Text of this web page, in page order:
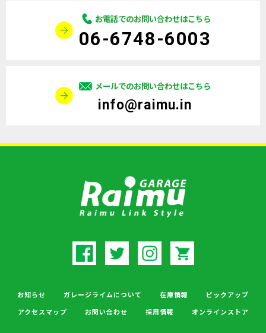
お電話でのお問い合わせはこちら
06-6748-6003
メールでのお問い合わせはこちら
info@raimu.in
お知らせ ガレージライムについて 在庫情報
ピックアップ
アクセスマップ
お問い合わせ 採用情報 オンラインストア